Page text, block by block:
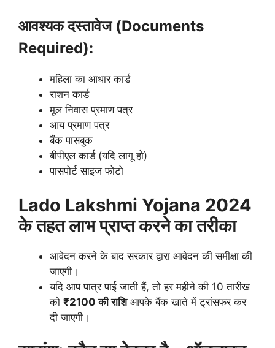
आवश्यक दस्तावेज (Documents
Required):
महिला का आधार कार्ड
राशन कार्ड
मूल निवास प्रमाण पत्र
आय प्रमाण पत्र
बैंक पासबुक
बीपीएल कार्ड (यदि लागू हो)
पासपोर्ट साइज फोटो
Lado Lakshmi Yojana 2024
के तहत लाभ प्राप्त करने का तरीका
आवेदन करने के बाद सरकार द्वारा आवेदन की समीक्षा की
जाएगी।
यदि आप पात्र पाई जाती हैं, तो हर महीने की 10 तारीख
को ₹2100 की राशिआपके बैंक खाते में ट्रांसफर कर
दी जाएगी।